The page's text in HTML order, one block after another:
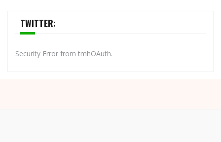
TWITTER:
Security Error from tmhOAuth.